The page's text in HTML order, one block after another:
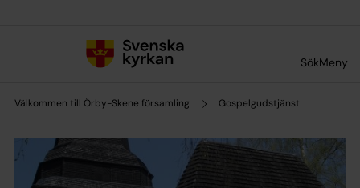
SökMeny
Välkommen till Örby-Skene församling Gospelgudstjänst